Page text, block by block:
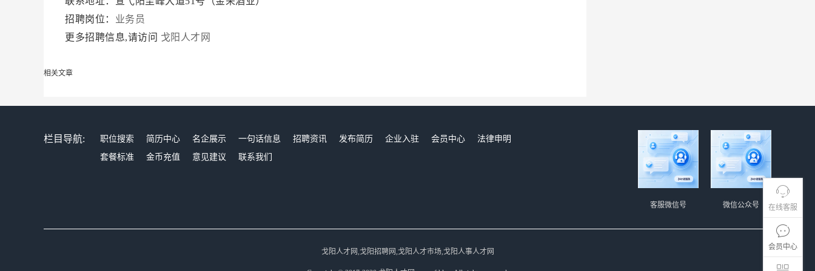
在线客服
会员中心
招聘岗位： 业务员
更多招聘信息,请访问 戈阳人才网
相关文章
栏目导航: 职位搜索 简历中心 名企展示 一句话信息 招聘资讯 发布简历 企业入驻 会员中心
法律申明
套餐标准
金币充值 意见建议 联系我们
微信公众号
客服微信号
戈阳人才网,戈阳招聘网,戈阳人才市场,戈阳人事人才网